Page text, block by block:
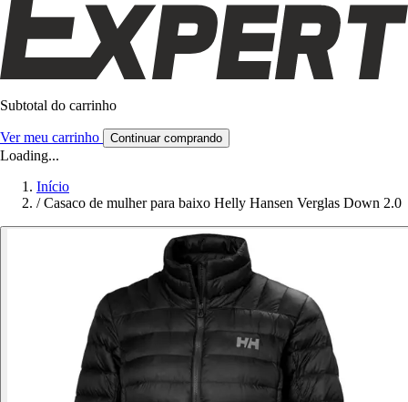
Subtotal do carrinho
Ver meu carrinho Continuar comprando
Loading...
Início
/ Casaco de mulher para baixo Helly Hansen Verglas Down 2.0